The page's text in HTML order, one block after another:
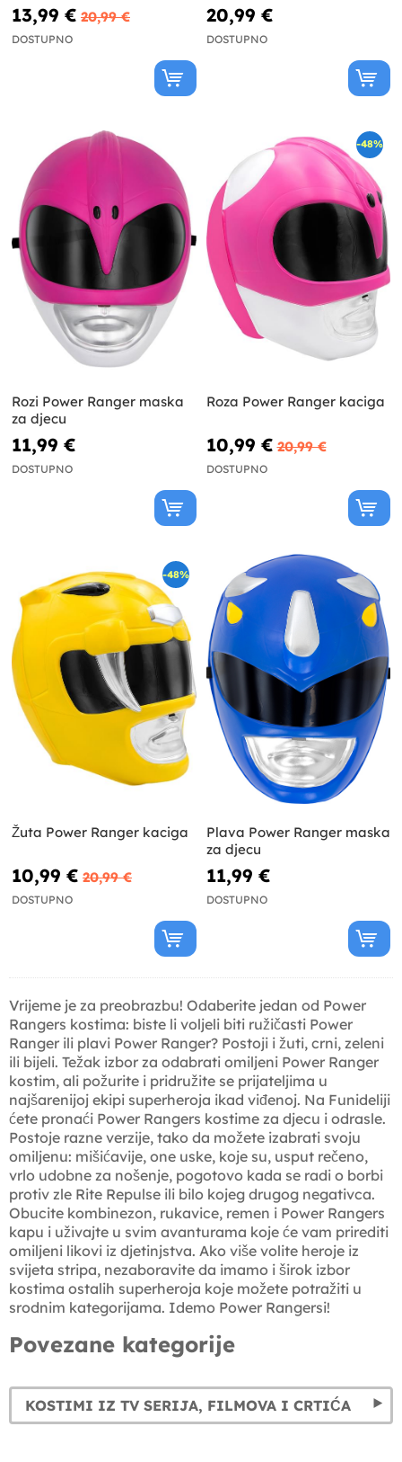
13,99 € 20,99 €
DOSTUPNO
20,99 €
DOSTUPNO
Rozi Power Ranger maska ​​
za djecu
11,99 €
DOSTUPNO
-48%
Roza Power Ranger kaciga
10,99 € 20,99 €
DOSTUPNO
-48%
Žuta Power Ranger kaciga
10,99 € 20,99 €
DOSTUPNO
Plava Power Ranger maska
​​za djecu
11,99 €
DOSTUPNO
Vrijeme je za preobrazbu! Odaberite jedan od Power
Rangers kostima: biste li voljeli biti ružičasti Power
Ranger ili plavi Power Ranger? Postoji i žuti, crni, zeleni
ili bijeli. Težak izbor za odabrati omiljeni Power Ranger
kostim, ali požurite i pridružite se prijateljima u
najšarenijoj ekipi superheroja ikad viđenoj. Na Funideliji
ćete pronaći Power Rangers kostime za djecu i odrasle.
Postoje razne verzije, tako da možete izabrati svoju
omiljenu: mišićavije, one uske, koje su, usput rečeno,
vrlo udobne za nošenje, pogotovo kada se radi o borbi
protiv zle Rite Repulse ili bilo kojeg drugog negativca.
Obucite kombinezon, rukavice, remen i Power Rangers
kapu i uživajte u svim avanturama koje će vam prirediti
omiljeni likovi iz djetinjstva. Ako više volite heroje iz
svijeta stripa, nezaboravite da imamo i širok izbor
kostima ostalih superheroja koje možete potražiti u
srodnim kategorijama. Idemo Power Rangersi!
Povezane kategorije
KOSTIMI IZ TV SERIJA, FILMOVA I CRTIĆA